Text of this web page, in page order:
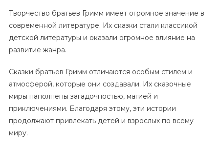
Творчество братьев Гримм имеет огромное значение в
современной литературе. Их сказки стали классикой
детской литературы и оказали огромное влияние на
развитие жанра.
Сказки братьев Гримм отличаются особым стилем и
атмосферой, которые они создавали. Их сказочные
миры наполнены загадочностью, магией и
приключениями. Благодаря этому, эти истории
продолжают привлекать детей и взрослых по всему
миру.